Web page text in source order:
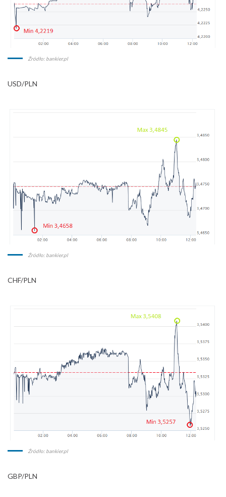
Źródło: bankier.pl
USD/PLN
Źródło: bankier.pl
CHF/PLN
Źródło: bankier.pl
GBP/PLN